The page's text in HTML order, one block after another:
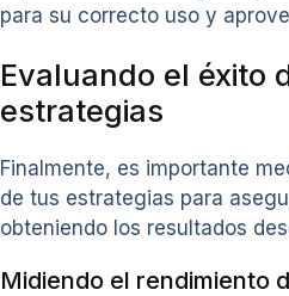
para su correcto uso y
Evaluando el éxito
estrategias
Finalmente, es importante
de tus estrategias para
obteniendo los resultados
Midiendo el rendimiento